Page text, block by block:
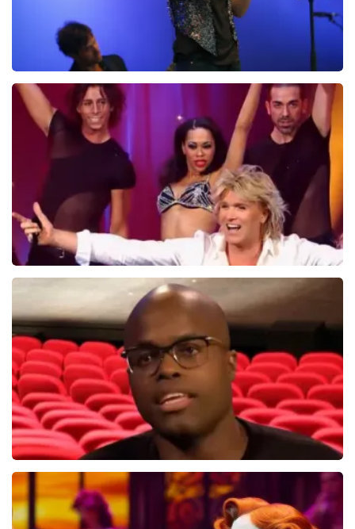
Ilse DeLange
274+
BEKIJKEN
Hans Klok
314+ reviews
BEKIJKEN
Jandino Asporaat
499+ reviews